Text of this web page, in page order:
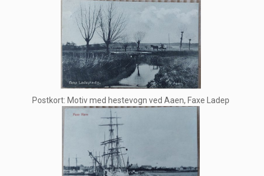
Postkort: Motiv med hestevogn ved Aaen, Faxe Ladep